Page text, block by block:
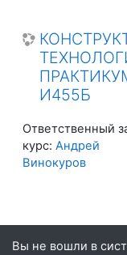
И455Б
Ответственный
курс: Андрей
Винокуров
Вы не вошли в